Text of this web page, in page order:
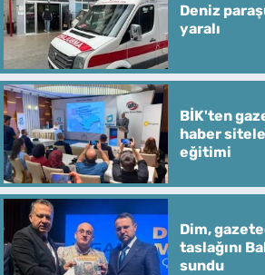
Deniz
yaralı
BİK'ten
haber
eğitimi
Dim,
taslağını
sundu